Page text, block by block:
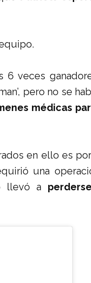
6 veces
pero no se
médicas
en ello es
una
llevó a